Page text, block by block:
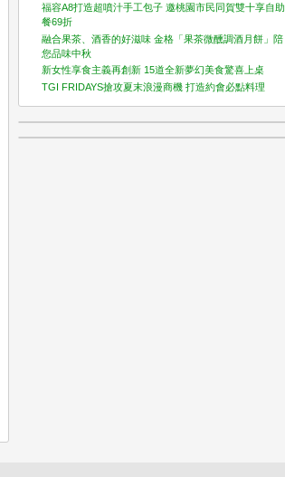
福容A8打造超噴汁手工包子 邀桃園市民同賀雙十享自助
餐69折
融合果茶、酒香的好滋味 金格「果茶微醺調酒月餅」陪
您品味中秋
新女性享食主義再創新 15道全新夢幻美食驚喜上桌
TGI FRIDAYS搶攻夏末浪漫商機 打造約會必點料理